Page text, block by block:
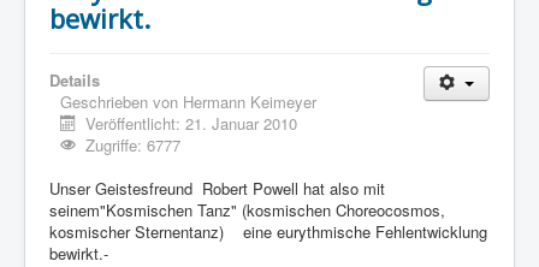
bewirkt.
Details
Geschrieben von Hermann Keimeyer
Veröffentlicht: 21. Januar 2010
Zugriffe: 6777
Unser Geistesfreund Robert Powell hat also mit
seinem"Kosmischen Tanz" (kosmischen Choreocosmos,
kosmischer Sternentanz) eine eurythmische Fehlentwicklung
bewirkt.-